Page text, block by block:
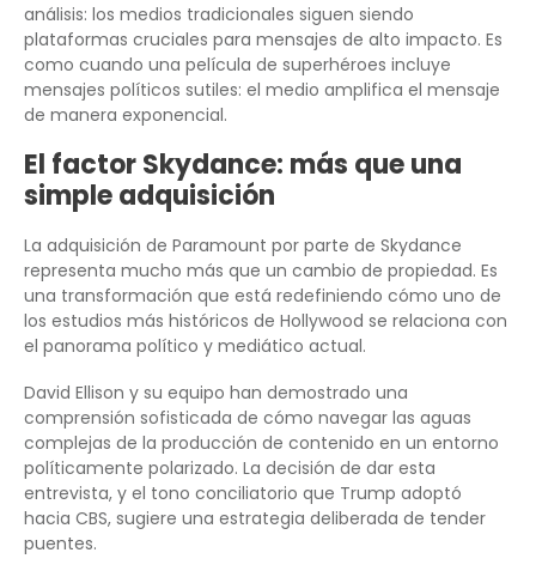
análisis: los medios tradicionales siguen siendo
plataformas cruciales para mensajes de alto impacto. Es
como cuando una película de superhéroes incluye
mensajes políticos sutiles: el medio amplifica el mensaje
de manera exponencial.
El factor Skydance: más que una
simple adquisición
La adquisición de Paramount por parte de Skydance
representa mucho más que un cambio de propiedad. Es
una transformación que está redefiniendo cómo uno de
los estudios más históricos de Hollywood se relaciona con
el panorama político y mediático actual.
David Ellison y su equipo han demostrado una
comprensión sofisticada de cómo navegar las aguas
complejas de la producción de contenido en un entorno
políticamente polarizado. La decisión de dar esta
entrevista, y el tono conciliatorio que Trump adoptó
hacia CBS, sugiere una estrategia deliberada de tender
puentes.